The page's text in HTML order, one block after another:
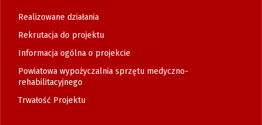
Realizowane działania
Rekrutacja do projektu
Informacja ogólna o projekcie
Powiatowa wypożyczalnia sprzętu medyczno-
rehabilitacyjnego
Trwałość Projektu